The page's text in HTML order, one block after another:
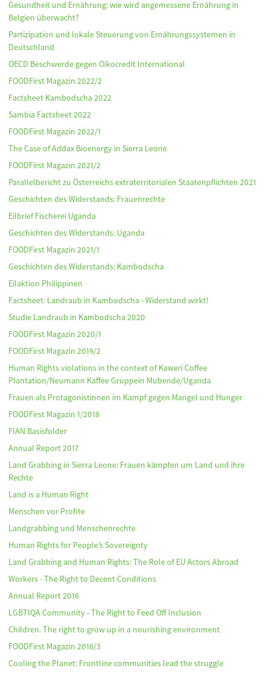
Gesundheit und Ernährung: wie wird angemessene Ernährung in
Belgien überwacht?
Partizipation und lokale Steuerung von Ernährungssystemen in
Deutschland
OECD Beschwerde gegen Oikocredit International
FOODFirst Magazin 2022/2
Factsheet Kambodscha 2022
Sambia Factsheet 2022
FOODFirst Magazin 2022/1
The Case of Addax Bioenergy in Sierra Leone
FOODFirst Magazin 2021/2
Parallelbericht zu Österreichs extraterritorialen Staatenpflichten 2021
Geschichten des Widerstands: Frauenrechte
Eilbrief Fischerei Uganda
Geschichten des Widerstands: Uganda
FOODFirst Magazin 2021/1
Geschichten des Widerstands: Kambodscha
Eilaktion Philippinen
Factsheet: Landraub in Kambodscha - Widerstand wirkt!
Studie Landraub in Kambodscha 2020
FOODFirst Magazin 2020/1
FOODFirst Magazin 2019/2
Human Rights violations in the context of Kaweri Coffee
Plantation/Neumann Kaffee Gruppein Mubende/Uganda
Frauen als Protagonistinnen im Kampf gegen Mangel und Hunger
FOODFirst Magazin 1/2018
FIAN Basisfolder
Annual Report 2017
Land Grabbing in Sierra Leone: Frauen kämpfen um Land und ihre
Rechte
Land is a Human Right
Menschen vor Profite
Landgrabbing und Menschenrechte
Human Rights for People’s Sovereignty
Land Grabbing and Human Rights: The Role of EU Actors Abroad
Workers - The Right to Decent Conditions
Annual Report 2016
LGBTIQA Community - The Right to Feed Off Inclusion
Children. The right to grow up in a nourishing environment
FOODFirst Magazin 2016/3
Cooling the Planet: Frontline communities lead the struggle